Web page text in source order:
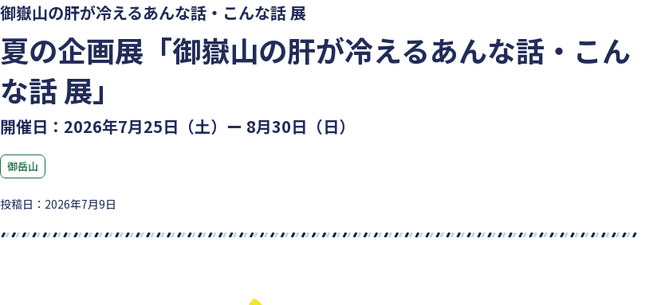
御嶽山の肝が冷えるあんな話・こんな話 展
夏の企画展「御嶽山の肝が冷えるあんな話・こん
な話 展」
開催日：2026年7月25日（土）ー 8月30日（日）
御岳山
投稿日：2026年7月9日